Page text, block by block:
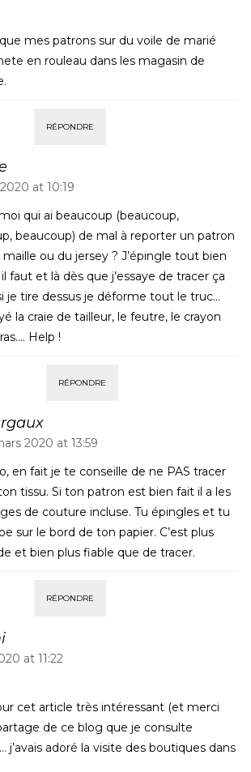
mes patrons sur du voile de marié
en rouleau dans les magasin de
RÉPONDRE
at 10:19
qui ai beaucoup (beaucoup,
beaucoup) de mal à reporter un patron
maille ou du jersey ? J’épingle tout bien
faut et là dès que j’essaye de tracer ça
je tire dessus je déforme tout le truc…
la craie de tailleur, le feutre, le crayon
Help !
RÉPONDRE
2020 at 13:59
en fait je te conseille de ne PAS tracer
tissu. Si ton patron est bien fait il a les
de couture incluse. Tu épingles et tu
sur le bord de ton papier. C’est plus
et bien plus fiable que de tracer.
RÉPONDRE
at 11:22
cet article très intéressant (et merci
de ce blog que je consulte
j’avais adoré la visite des boutiques dans